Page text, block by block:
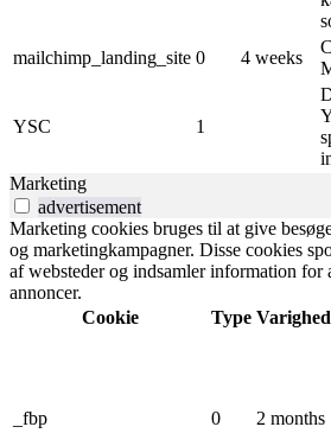
mailchimp_landing_site 0 4 weeks
YSC 1
Marketing
advertisement
Marketing cookies bruges til at give
og marketingkampagner. Disse cookies
af websteder og indsamler information for
annoncer.
Cookie
Type Varighed
_fbp 0 2 months